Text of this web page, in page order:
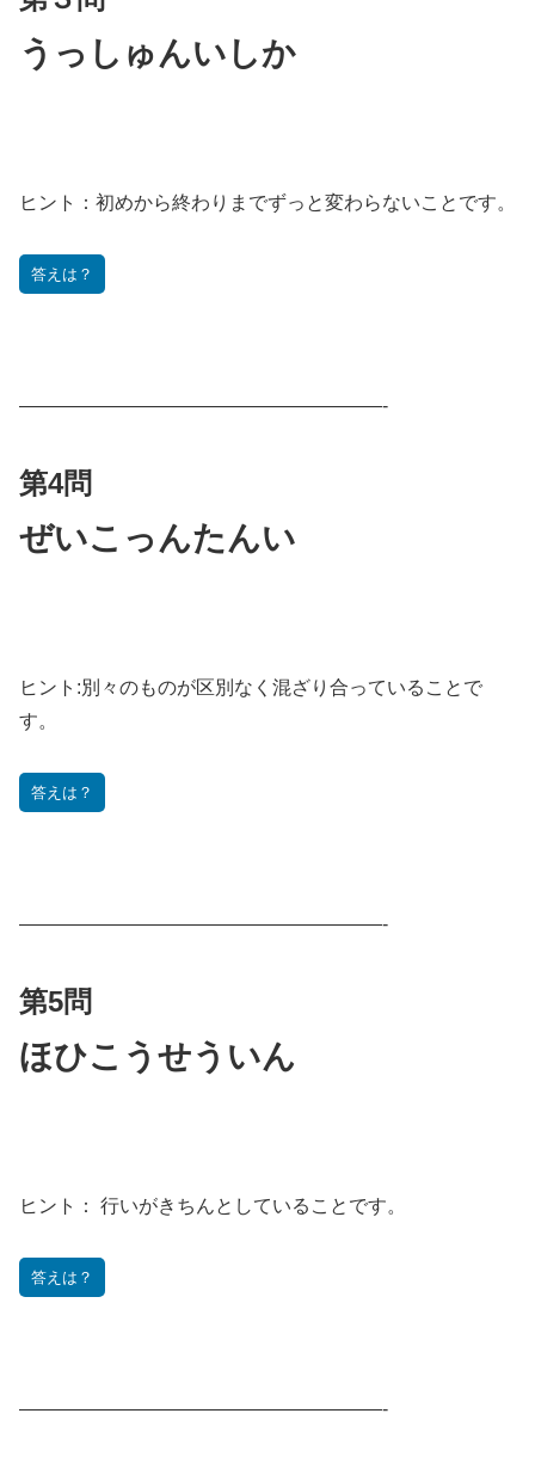
うっしゅんいしか
ヒント： 初めから終わりまでずっと変わらないことです。
答えは？
———————————————————-
第4問
ぜいこっんたんい
ヒント:別々のものが区別なく混ざり合っていることで
す。
答えは？
———————————————————-
第5問
ほひこうせういん
ヒント： 行いがきちんとしていることです。
答えは？
———————————————————-